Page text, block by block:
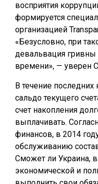
восприятия
формируется
организацией
«Безусловно, при
девальвация
времени», — уверен
В течение последних
сальдо текущего
счет накопления
выплачивать.
финансов, в 2014
обслуживанию
Сможет ли Украина,
экономической и